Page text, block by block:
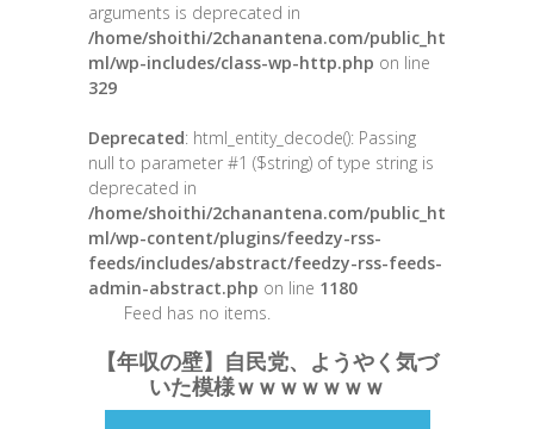
arguments is deprecated in
/home/shoithi/2chanantena.com/public_ht
ml/wp-includes/class-wp-http.php on line
329
Deprecated: html_entity_decode(): Passing
null to parameter #1 ($string) of type string is
deprecated in
/home/shoithi/2chanantena.com/public_ht
ml/wp-content/plugins/feedzy-rss-
feeds/includes/abstract/feedzy-rss-feeds-
admin-abstract.php on line 1180
Feed has no items.
【年収の壁】自民党、ようやく気づ
いた模様ｗｗｗｗｗｗｗ